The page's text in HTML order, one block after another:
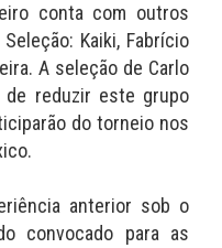
conta com outros
Kaiki, Fabrício
A seleção de Carlo
reduzir este grupo
do torneio nos
anterior sob o
convocado para as